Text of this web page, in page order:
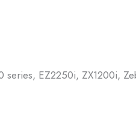
EZ2250i, ZX1200i,